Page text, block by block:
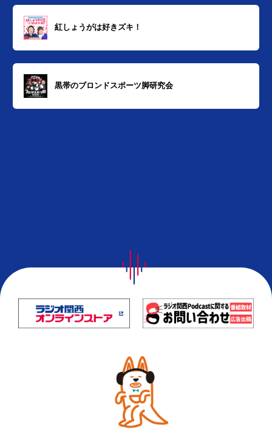
紅しょうがは好きズキ！
黒帯のブロンドスポーツ脚研究会